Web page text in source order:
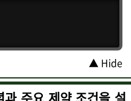
▲ Hide